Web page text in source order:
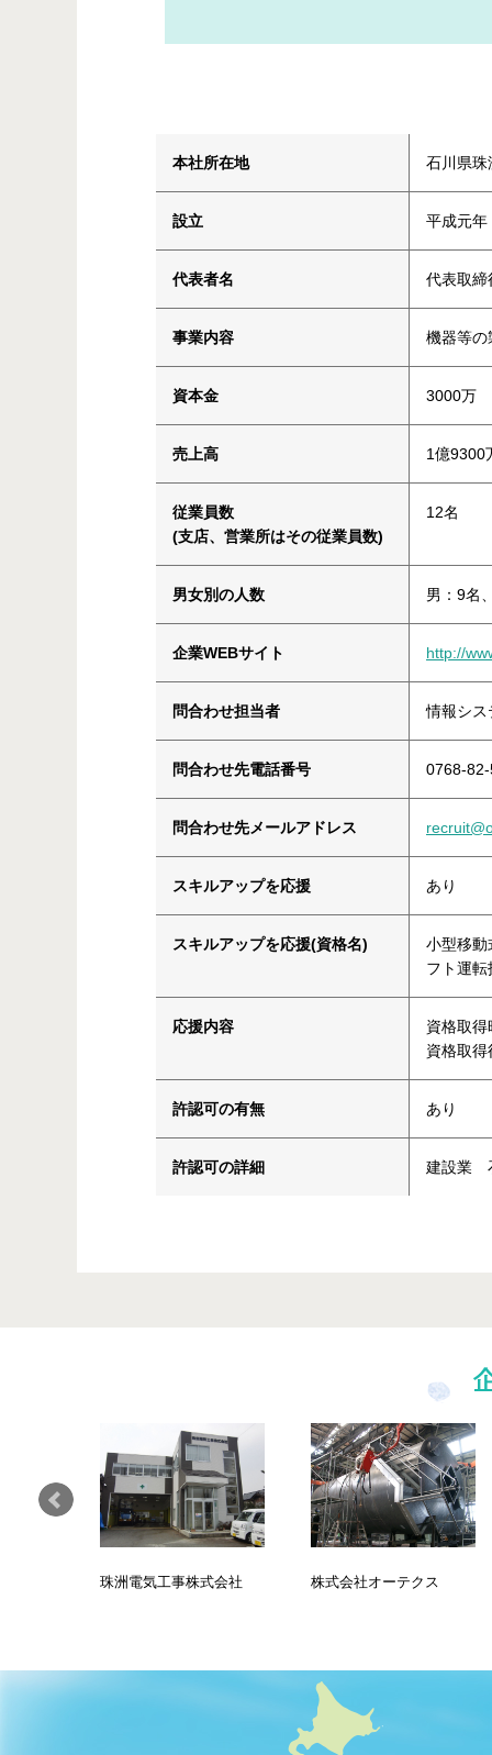
本社所在地 石川県珠
設立 平成元年
代表者名 代表取
事業内容 機器等の
資本金 3000万
売上高 1億9300
従業員数
(支店、営業所はその従業員数)
12名
男女別の人数 男：9名
企業WEBサイト http://
問合わせ担当者 情報シス
問合わせ先電話番号 0768-
問合わせ先メールアドレス
スキルアップを応援 あり
スキルアップを応援(資格名)
小型移動
フト運
応援内容
資格取
資格取
許認可の有無 あり
許認可の詳細 建設業
珠洲電気工事株式会社 株式会社オーテクス